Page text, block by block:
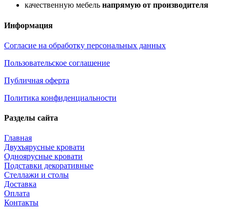
качественную мебель напрямую от производителя
Информация
Согласие на обработку персональных данных
Пользовательское соглашение
Публичная оферта
Политика конфиденциальности
Разделы сайта
Главная
Двухъярусные кровати
Одноярусные кровати
Подставки декоративные
Стеллажи и столы
Доставка
Оплата
Контакты